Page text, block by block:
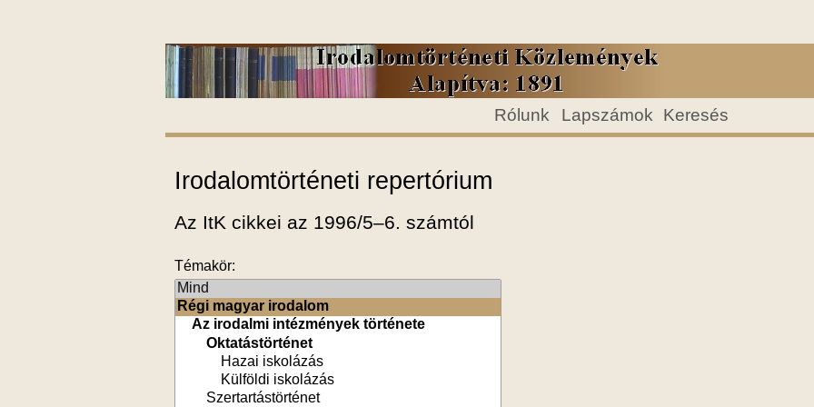
Rólunk Lapszámok Keresés
Irodalomtörténeti repertórium
Az ItK cikkei az 1996/5–6. számtól
Témakör: